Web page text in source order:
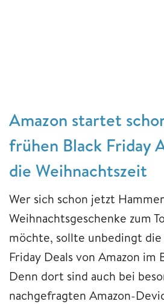
Amazon startet
frühen Black Friday
die Weihnachtszeit
Wer sich schon jetzt
Weihnachtsgeschenke zum
möchte, sollte unbedingt
Friday Deals von Amazon im
Denn dort sind auch bei
nachgefragten Amazon-